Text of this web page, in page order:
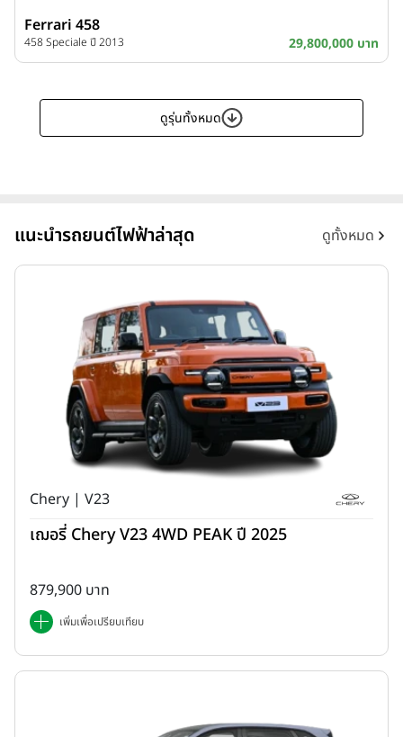
Ferrari 458
458 Speciale ปี 2013 29,800,000 บาท
ดูรุ่นทั้งหมด
แนะนำรถยนต์ไฟฟ้าล่าสุด ดูทั้งหมด
Chery | V23
เฌอรี่ Chery V23 4WD PEAK ปี 2025
879,900 บาท
เพิ่มเพื่อเปรียบเทียบ